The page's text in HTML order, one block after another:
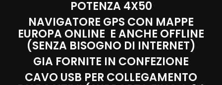
POTENZA 4X50
NAVIGATORE GPS CON MAPPE
EUROPA ONLINE E ANCHE OFFLINE
(SENZA BISOGNO DI INTERNET)
GIA FORNITE IN CONFEZIONE
CAVO USB PER COLLEGAMENTO